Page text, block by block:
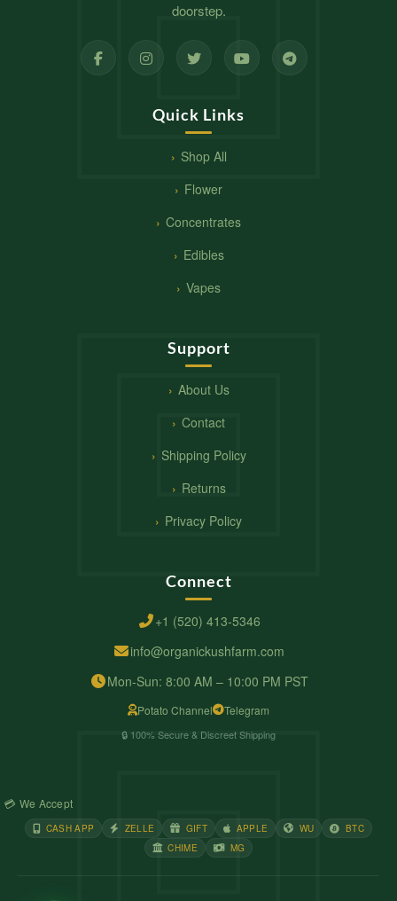
doorstep.
Quick Links
Shop All
Flower
Concentrates
Edibles
Vapes
Support
About Us
Contact
Shipping Policy
Returns
Privacy Policy
Connect
+1 (520) 413-5346
info@organickushfarm.com
Mon-Sun: 8:00 AM – 10:00 PM PST
Potato Channel Telegram
🔒 100% Secure & Discreet Shipping
💳 We Accept
CASH APP ZELLE GIFT APPLE WU
BTC
CHIME
MG